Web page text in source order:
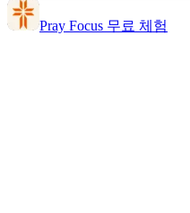
Pray Focus 무료 체험